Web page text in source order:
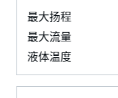
最大扬程
最大流量
液体温度